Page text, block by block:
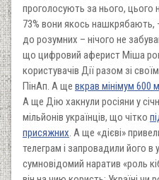
проголосують за нього, цього
73% вони якось
до розумних – нічого не
що цифровий аферист Міша
користувачів Дії разом зі
ПінАп. А ще вкрав мінімум 600
А ще Дію хакнули росіяни у
мільйонів українців, що чітко
присяжних . А ще «дієві»
телеграм і запровадили його
сумновідомий наратив «роль